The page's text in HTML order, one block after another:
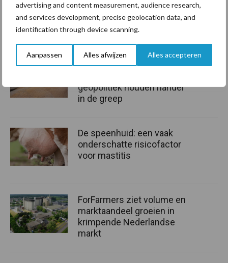
advertising and content measurement, audience research,
and services development, precise geolocation data, and
identification through device scanning.
Aanpassen Alles afwijzen Alles accepteren
Bron: Countus
Aanbevolen voor jou!
Grondstoffenmarkt blijft
geopolitiek houden handel
in de greep
De speenhuid: een vaak
onderschatte risicofactor
voor mastitis
ForFarmers ziet volume en
marktaandeel groeien in
krimpende Nederlandse
markt